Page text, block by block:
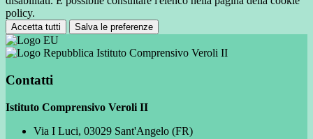
policy.
Accetta tutti Salva le preferenze
Istituto Comprensivo Veroli II
Contatti
Istituto Comprensivo Veroli II
Via I Luci, 03029 Sant'Angelo (FR)